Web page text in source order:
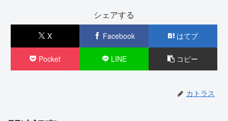
シェアする
X Facebook はてブ
Pocket LINE コピー
カトラス